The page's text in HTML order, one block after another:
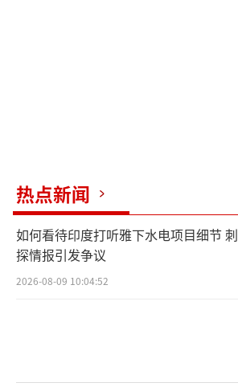
热点新闻
如何看待印度打听雅下水电项目细节 刺
探情报引发争议
2026-08-09 10:04:52